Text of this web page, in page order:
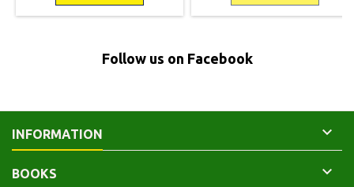
du Seuil, 1978, 11,5 x 18, 1 : 308
pages + 4 cartes, 2 : 248 pages +
tomes 1 et 2. Tome 3 : correct.
Follow us on Facebook
INFORMATION 
BOOKS 